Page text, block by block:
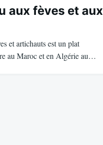
aux fèves et aux
et artichauts est un plat
au Maroc et en Algérie au…